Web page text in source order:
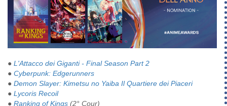
● L'Attacco dei Giganti - Final Season Part 2
● Cyberpunk: Edgerunners
● Demon Slayer: Kimetsu no Yaiba Il Quartiere dei Piaceri
● Lycoris Recoil
● Ranking of Kings (2° Cour)